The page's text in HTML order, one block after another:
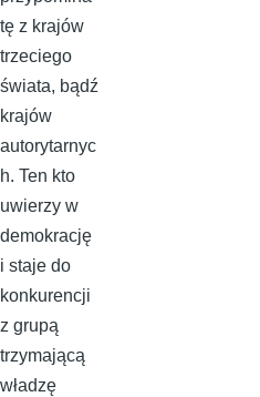
tę z krajów
trzeciego
świata, bądź
krajów
autorytarnyc
h. Ten kto
uwierzy w
demokrację
i staje do
konkurencji
z grupą
trzymającą
władzę